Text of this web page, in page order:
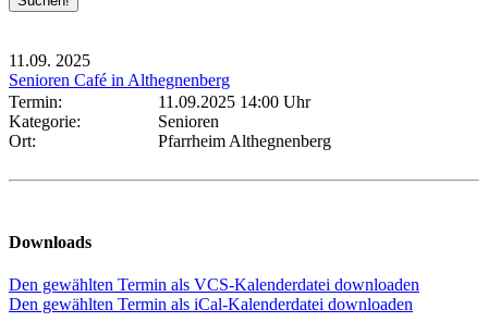
11.09. 2025
Senioren Café in Althegnenberg
Termin:
11.09.2025 14:00 Uhr
Kategorie:
Senioren
Ort:
Pfarrheim Althegnenberg
Downloads
Den gewählten Termin als VCS-Kalenderdatei downloaden
Den gewählten Termin als iCal-Kalenderdatei downloaden